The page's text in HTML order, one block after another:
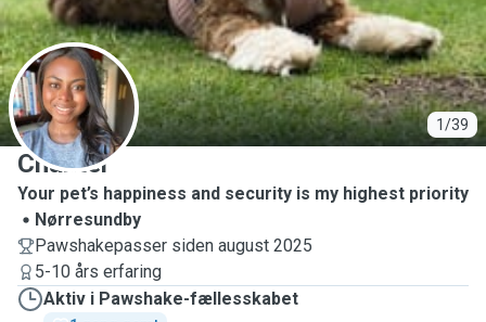
1/39
C
Chantel
Your pet’s happiness and security is my highest priority
Nørresundby
Pawshakepasser siden august 2025
5-10 års erfaring
Aktiv i Pawshake-fællesskabet